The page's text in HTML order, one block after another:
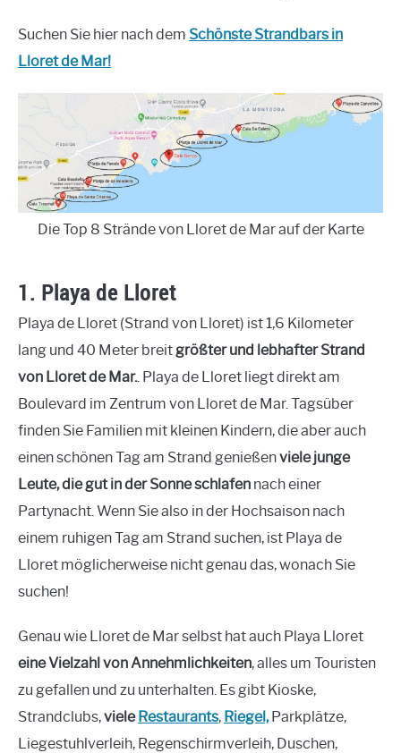
Suchen Sie hier nach dem Schönste Strandbars in
Lloret de Mar!
Die Top 8 Strände von Lloret de Mar auf der Karte
1. Playa de Lloret
Playa de Lloret (Strand von Lloret) ist 1,6 Kilometer
lang und 40 Meter breitgrößter und lebhafter Strand
von Lloret de Mar.. Playa de Lloret liegt direkt am
Boulevard im Zentrum von Lloret de Mar. Tagsüber
finden Sie Familien mit kleinen Kindern, die aber auch
einen schönen Tag am Strand genießenviele junge
Leute, die gut in der Sonne schlafen nach einer
Partynacht. Wenn Sie also in der Hochsaison nach
einem ruhigen Tag am Strand suchen, ist Playa de
Lloret möglicherweise nicht genau das, wonach Sie
suchen!
Genau wie Lloret de Mar selbst hat auch Playa Lloret
eine Vielzahl von Annehmlichkeiten, alles um Touristen
zu gefallen und zu unterhalten. Es gibt Kioske,
Strandclubs,viele Restaurants, Riegel,Parkplätze,
Liegestuhlverleih, Regenschirmverleih, Duschen,